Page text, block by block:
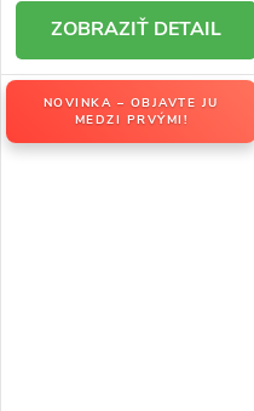
DETAIL
NOVINKA – OBJAVTE JU
MEDZI PRVÝMI!